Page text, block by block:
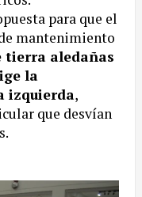
para que el
mantenimiento
tierra aledañas
la
izquierda,
que desvían